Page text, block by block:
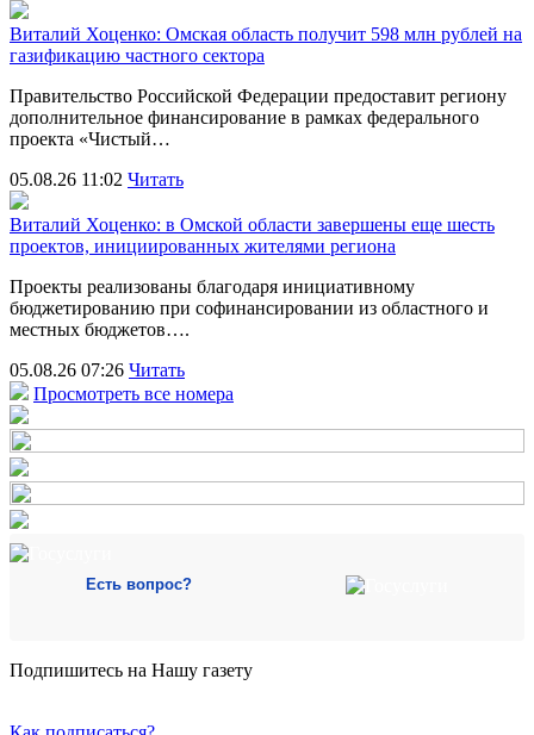
Виталий Хоценко: Омская область получит 598 млн рублей на
газификацию частного сектора
Правительство Российской Федерации предоставит региону
дополнительное финансирование в рамках федерального
проекта «Чистый…
05.08.26 11:02 Читать
Виталий Хоценко: в Омской области завершены еще шесть
проектов, инициированных жителями региона
Проекты реализованы благодаря инициативному
бюджетированию при софинансировании из областного и
местных бюджетов….
05.08.26 07:26 Читать
Просмотреть все номера
Есть вопрос?
Подпишитесь на Нашу газету